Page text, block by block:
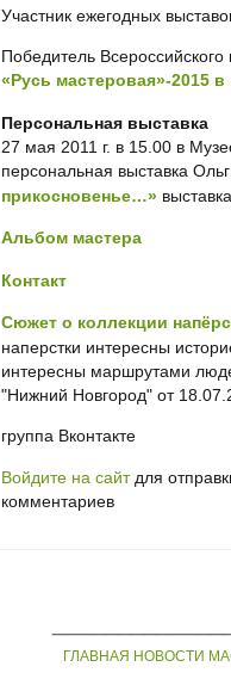
Участник ежегодных
Победитель Всероссийского
«Русь мастеровая»-2015
Персональная выставка
27 мая 2011 г. в 15.00 в
персональная выставка
прикосновенье…»
Альбом мастера
Контакт
Сюжет о коллекции
наперстки интересны
интересны маршрутами
"Нижний Новгород" от
группа Вконтакте
Войдите на сайтдля
комментариев
ГЛАВНАЯ НОВОСТИ